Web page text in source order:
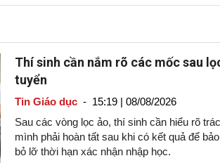
Thí sinh cần nắm rõ các mốc sau
tuyển
Tin Giáo dục- 15:19 | 08/08/2026
Sau các vòng lọc ảo, thí sinh cần hiểu rõ
mình phải hoàn tất sau khi có kết quả để
bỏ lỡ thời hạn xác nhận nhập học.